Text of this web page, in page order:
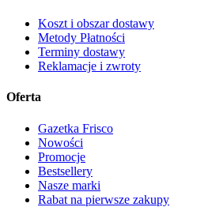
Koszt i obszar dostawy
Metody Płatności
Terminy dostawy
Reklamacje i zwroty
Oferta
Gazetka Frisco
Nowości
Promocje
Bestsellery
Nasze marki
Rabat na pierwsze zakupy